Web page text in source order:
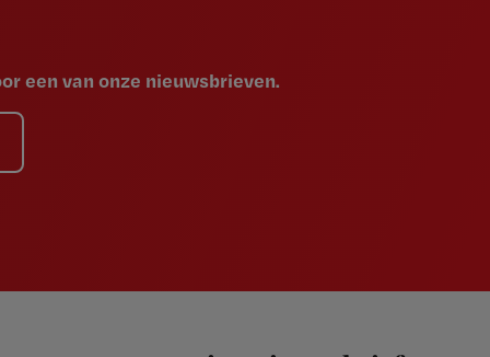
een van onze nieuwsbrieven.